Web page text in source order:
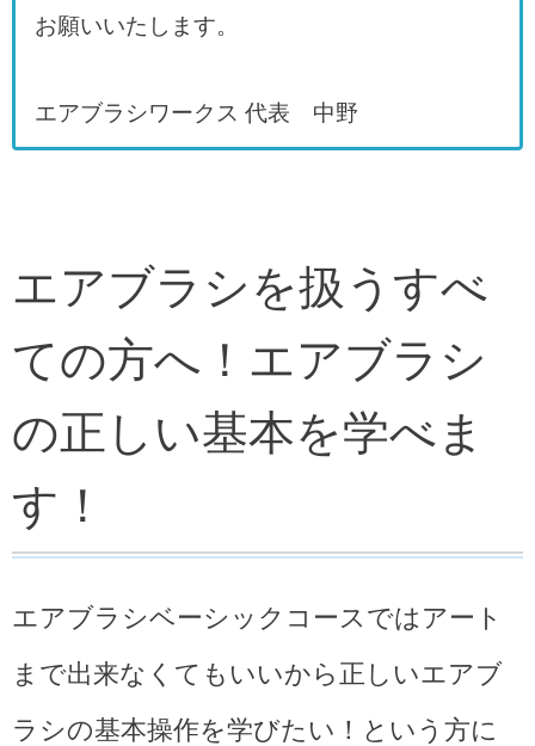
お願いいたします。
エアブラシワークス 代表 中野
エアブラシを扱うすべ
ての方へ！エアブラシ
の正しい基本を学べま
す！
エアブラシベーシックコースではアート
まで出来なくてもいいから正しいエアブ
ラシの基本操作を学びたい！という方に